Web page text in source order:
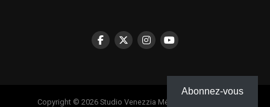
Copyright © 2026 Studio Venezzia Médias - Coyote Mag
Abonnez-vous